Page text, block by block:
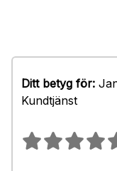
Ditt betyg för:
Kundtjänst